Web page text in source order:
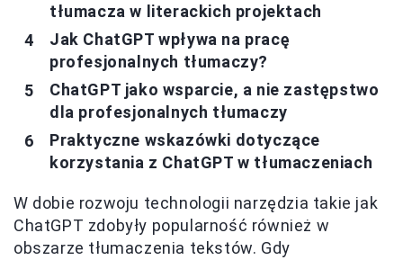
tłumacza w literackich projektach
Jak ChatGPT wpływa na pracę
profesjonalnych tłumaczy?
ChatGPT jako wsparcie, a nie zastępstwo
dla profesjonalnych tłumaczy
Praktyczne wskazówki dotyczące
korzystania z ChatGPT w tłumaczeniach
W dobie rozwoju technologii narzędzia takie jak
ChatGPT zdobyły popularność również w
obszarze tłumaczenia tekstów. Gdy